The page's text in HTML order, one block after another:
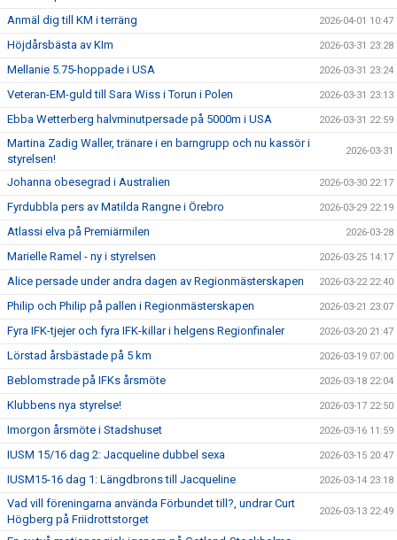
Anmäl dig till KM i terräng 2026-04-01 10:47
Höjdårsbästa av KIm 2026-03-31 23:28
Mellanie 5.75-hoppade i USA 2026-03-31 23:24
Veteran-EM-guld till Sara Wiss i Torun i Polen 2026-03-31 23:13
Ebba Wetterberg halvminutpersade på 5000m i USA 2026-03-31 22:59
Martina Zadig Waller, tränare i en barngrupp och nu kassör i
styrelsen!
2026-03-31
Johanna obesegrad i Australien 2026-03-30 22:17
Fyrdubbla pers av Matilda Rangne i Örebro 2026-03-29 22:19
Atlassi elva på Premiärmilen 2026-03-28
Marielle Ramel - ny i styrelsen 2026-03-25 14:17
Alice persade under andra dagen av Regionmästerskapen 2026-03-22 22:40
Philip och Philip på pallen i Regionmästerskapen 2026-03-21 23:07
Fyra IFK-tjejer och fyra IFK-killar i helgens Regionfinaler 2026-03-20 21:47
Lörstad årsbästade på 5 km 2026-03-19 07:00
Beblomstrade på IFKs årsmöte 2026-03-18 22:04
Klubbens nya styrelse! 2026-03-17 22:50
Imorgon årsmöte i Stadshuset 2026-03-16 11:59
IUSM 15/16 dag 2: Jacqueline dubbel sexa 2026-03-15 20:47
IUSM15-16 dag 1: Längdbrons till Jacqueline 2026-03-14 23:18
Vad vill föreningarna använda Förbundet till?, undrar Curt
Högberg på Friidrottstorget
2026-03-13 22:49